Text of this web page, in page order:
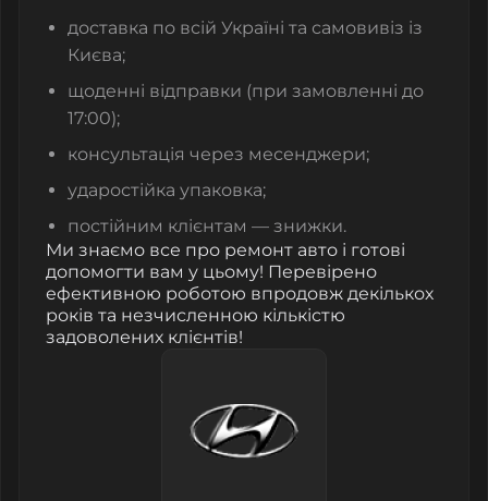
доставка по всій Україні та самовивіз із
Києва;
щоденні відправки (при замовленні до
17:00);
консультація через месенджери;
ударостійка упаковка;
постійним клієнтам — знижки.
Ми знаємо все про ремонт авто і готові
допомогти вам у цьому! Перевірено
ефективною роботою впродовж декількох
років та незчисленною кількістю
задоволених клієнтів!